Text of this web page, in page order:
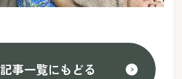
記事一覧にもどる